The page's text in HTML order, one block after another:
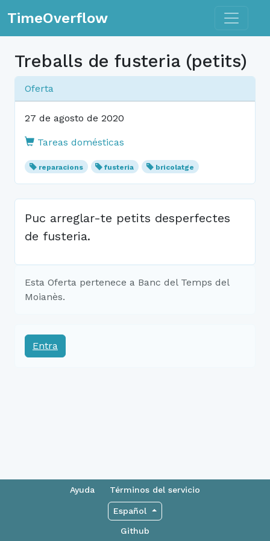
TimeOverflow Toggle
Treballs de fusteria (petits)
Oferta
27 de agosto de 2020
Tareas domésticas
reparacions fusteria bricolatge
Puc arreglar-te petits desperfectes
de fusteria.
Esta Oferta pertenece a Banc del Temps del
Moianès.
Entra
Ayuda Términos del servicio
Español
Github